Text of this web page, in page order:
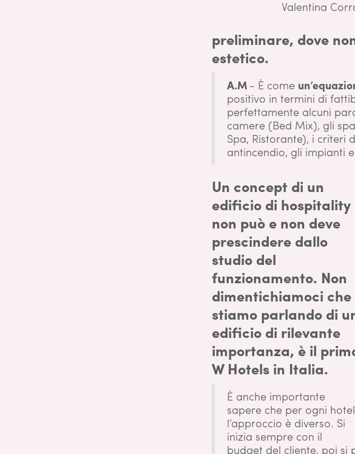
Valentina
preliminare, dove
estetico.
A.M - È come
positivo in termini di
perfettamente alcuni
camere (Bed Mix), gli
Spa, Ristorante), i criteri
antincendio, gli impianti
Un concept di un
edificio di hospitality
non può e non deve
prescindere dallo
studio del
funzionamento. Non
dimentichiamoci che
stiamo parlando di
edificio di rilevante
importanza, è il
W Hotels in Italia.
È anche importante
sapere che per ogni hotel
l’approccio è diverso. Si
inizia sempre con il
budget del cliente, poi si